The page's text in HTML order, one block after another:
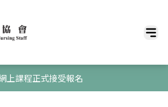
上課程正式接受報名